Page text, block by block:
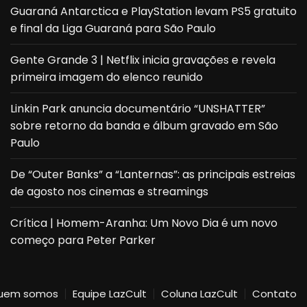
Guaraná Antarctica e PlayStation levam PS5 gratuito
e final da Liga Guaraná para São Paulo
Gente Grande 3 | Netflix inicia gravações e revela
primeira imagem do elenco reunido
Linkin Park anuncia documentário “UNSHATTER”
sobre retorno da banda e álbum gravado em São
Paulo
De “Outer Banks” a “Lanternas”: as principais estreias
de agosto nos cinemas e streamings
Crítica | Homem-Aranha: Um Novo Dia é um novo
começo para Peter Parker
somos Equipe LazCult Coluna LazCult Contato